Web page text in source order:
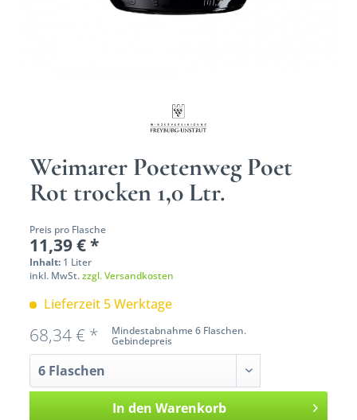
Weimarer Poetenweg Poet
Rot trocken 1,0 Ltr.
Preis pro Flasche
11,39 € *
Inhalt: 1 Liter
inkl. MwSt.zzgl. Versandkosten
Lieferzeit 5 Werktage
Mindestabnahme 6 Flaschen.
Gebindepreis
68,34 € *
In den Warenkorb